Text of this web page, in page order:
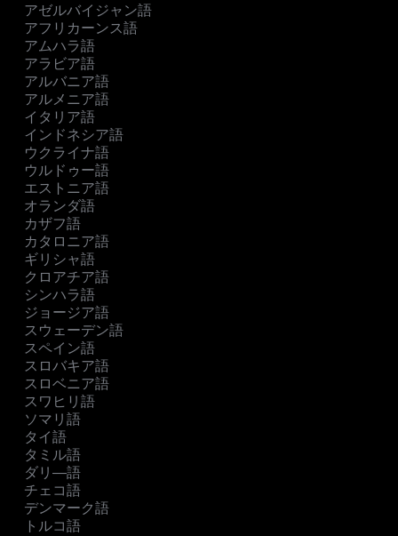
アゼルバイジャン語
アフリカーンス語
アムハラ語
アラビア語
アルバニア語
アルメニア語
イタリア語
インドネシア語
ウクライナ語
ウルドゥー語
エストニア語
オランダ語
カザフ語
カタロニア語
ギリシャ語
クロアチア語
シンハラ語
ジョージア語
スウェーデン語
スペイン語
スロバキア語
スロベニア語
スワヒリ語
ソマリ語
タイ語
タミル語
ダリ―語
チェコ語
デンマーク語
トルコ語